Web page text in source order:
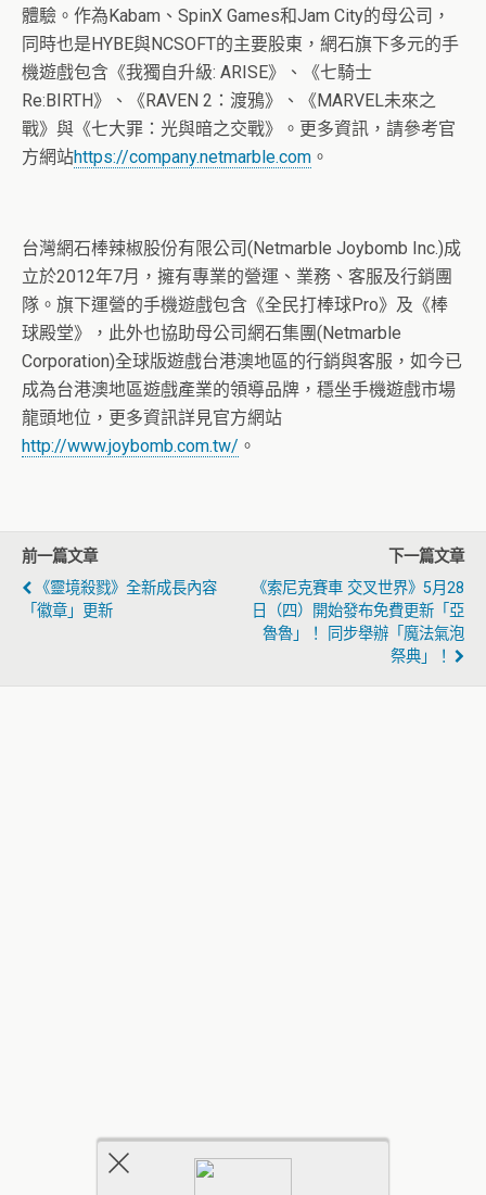
體驗。作為Kabam、SpinX Games和Jam City的母公司，
同時也是HYBE與NCSOFT的主要股東，網石旗下多元的手
機遊戲包含《我獨自升級: ARISE》、《七騎士
Re:BIRTH》、《RAVEN 2：渡鴉》、《MARVEL未來之
戰》與《七大罪：光與暗之交戰》。更多資訊，請參考官
方網站https://company.netmarble.com 。
台灣網石棒辣椒股份有限公司(Netmarble Joybomb Inc.)成
立於2012年7月，擁有專業的營運、業務、客服及行銷團
隊。旗下運營的手機遊戲包含《全民打棒球Pro》及《棒
球殿堂》，此外也協助母公司網石集團(Netmarble
Corporation)全球版遊戲台港澳地區的行銷與客服，如今已
成為台港澳地區遊戲產業的領導品牌，穩坐手機遊戲市場
龍頭地位，更多資訊詳見官方網站
http://www.joybomb.com.tw/ 。
前一篇文章
《靈境殺戮》全新成長內容
「徽章」更新
下一篇文章
《索尼克賽車 交叉世界》5月28
日（四）開始發布免費更新「亞
魯魯」！ 同步舉辦「魔法氣泡
祭典」！